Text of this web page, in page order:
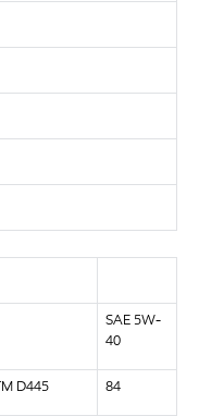
SAE 5W-
40
D445 84